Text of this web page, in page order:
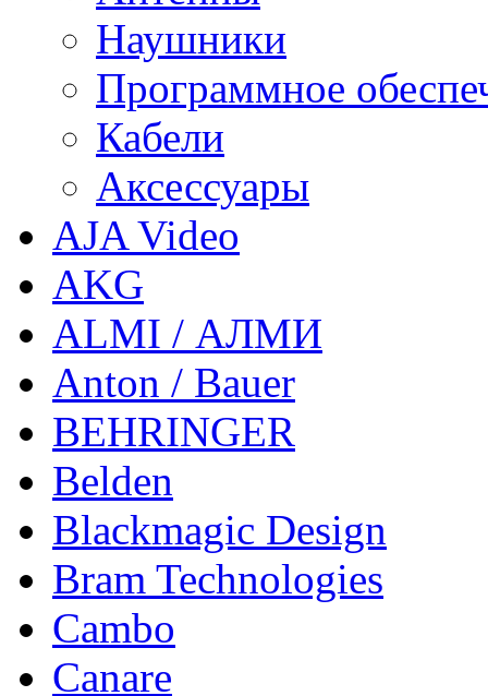
Наушники
Программное
Кабели
Аксессуары
AJA Video
AKG
ALMI / АЛМИ
Anton / Bauer
BEHRINGER
Belden
Blackmagic Design
Bram Technologies
Cambo
Canare